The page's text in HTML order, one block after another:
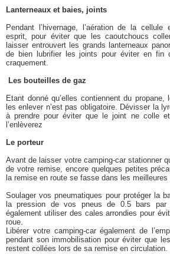
Lanterneaux et baies, joints
Pendant l’hivernage, l’aération de la
esprit, pour éviter que les caoutchoucs
laisser entrouvert les grands lanterneaux
de bien lubrifier les joints pour éviter en fin
craquement.
Les bouteilles de gaz
Etant donné qu’elles contiennent du
les enlever n’est pas obligatoire. Dévisser la
à prendre pour éviter que le joint ne colle
l’enlèverez
Le porteur
Avant de laisser votre camping-car stationner
de votre remise, encore quelques petites
la remise en route se fasse dans les meilleures
Soulager vos pneumatiques pour protéger la
la pression de vos pneus de 0.5 bars par
également utiliser des cales arrondies pour
roue.
Libérer votre camping-car également de
pendant son immobilisation pour éviter que
restent collées lors de sa remise en circulation.